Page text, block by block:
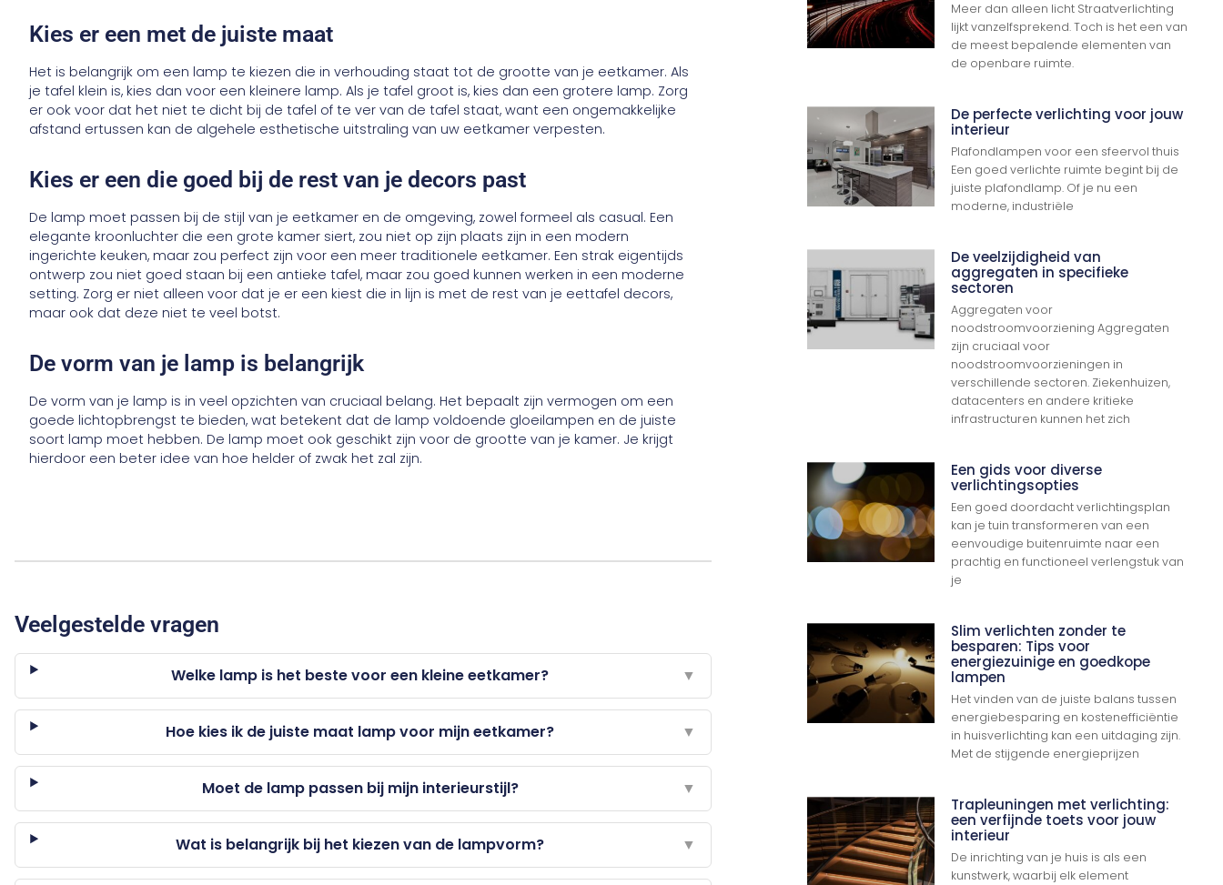
Kies er een met de juiste maat
Het is belangrijk om een ​​lamp te kiezen die in verhouding staat tot de grootte van je eetkamer. Als
je tafel klein is, kies dan voor een kleinere lamp. Als je tafel groot is, kies dan een grotere lamp. Zorg
er ook voor dat het niet te dicht bij de tafel of te ver van de tafel staat, want een ongemakkelijke
afstand ertussen kan de algehele esthetische uitstraling van uw eetkamer verpesten.
Kies er een die goed bij de rest van je decors past
De lamp moet passen bij de stijl van je eetkamer en de omgeving, zowel formeel als casual. Een
elegante kroonluchter die een grote kamer siert, zou niet op zijn plaats zijn in een modern
ingerichte keuken, maar zou perfect zijn voor een meer traditionele eetkamer. Een strak eigentijds
ontwerp zou niet goed staan ​​bij een antieke tafel, maar zou goed kunnen werken in een moderne
setting. Zorg er niet alleen voor dat je er een kiest die in lijn is met de rest van je eettafel decors,
maar ook dat deze niet te veel botst.
De vorm van je lamp is belangrijk
De vorm van je lamp is in veel opzichten van cruciaal belang. Het bepaalt zijn vermogen om een ​​
goede lichtopbrengst te bieden, wat betekent dat de lamp voldoende gloeilampen en de juiste
soort lamp moet hebben. De lamp moet ook geschikt zijn voor de grootte van je kamer. Je krijgt
hierdoor een beter idee van hoe helder of zwak het zal zijn.
Veelgestelde vragen
Welke lamp is het beste voor een kleine eetkamer? ▼
Hoe kies ik de juiste maat lamp voor mijn eetkamer? ▼
Moet de lamp passen bij mijn interieurstijl? ▼
Wat is belangrijk bij het kiezen van de lampvorm? ▼
Meer dan alleen licht Straatverlichting
lijkt vanzelfsprekend. Toch is het een van
de meest bepalende elementen van
de openbare ruimte.
De perfecte verlichting voor jouw
interieur
Plafondlampen voor een sfeervol thuis
Een goed verlichte ruimte begint bij de
juiste plafondlamp. Of je nu een
moderne, industriële
De veelzijdigheid van
aggregaten in specifieke
sectoren
Aggregaten voor
noodstroomvoorziening Aggregaten
zijn cruciaal voor
noodstroomvoorzieningen in
verschillende sectoren. Ziekenhuizen,
datacenters en andere kritieke
infrastructuren kunnen het zich
Een gids voor diverse
verlichtingsopties
Een goed doordacht verlichtingsplan
kan je tuin transformeren van een
eenvoudige buitenruimte naar een
prachtig en functioneel verlengstuk van
je
Slim verlichten zonder te
besparen: Tips voor
energiezuinige en goedkope
lampen
Het vinden van de juiste balans tussen
energiebesparing en kostenefficiëntie
in huisverlichting kan een uitdaging zijn.
Met de stijgende energieprijzen
Trapleuningen met verlichting:
een verfijnde toets voor jouw
interieur
De inrichting van je huis is als een
kunstwerk, waarbij elk element